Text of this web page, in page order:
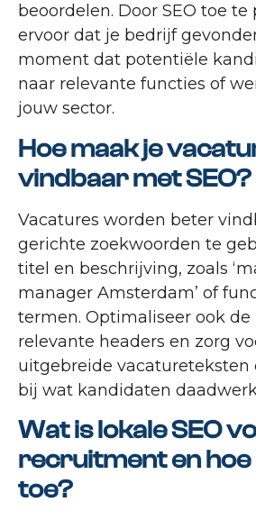
beoordelen. Door SEO toe te
ervoor dat je bedrijf
moment dat potentiële
naar relevante functies of
jouw sector.
Hoe maak je
vindbaar met SEO?
Vacatures worden beter
gerichte zoekwoorden te
titel en beschrijving, zoals
manager Amsterdam’ of
termen. Optimaliseer ook de
relevante headers en zorg
uitgebreide vacatureteksten
bij wat kandidaten
Wat is lokale SEO
recruitment en hoe
toe?